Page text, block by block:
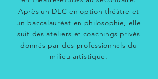
Après un DEC en option théâtre et
un baccalauréat en philosophie, elle
suit des ateliers et coachings privés
donnés par des professionnels du
milieu artistique.